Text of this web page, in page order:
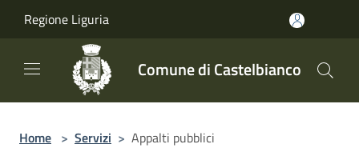
Regione Liguria
Comune di Castelbianco
Home > Servizi > Appalti pubblici